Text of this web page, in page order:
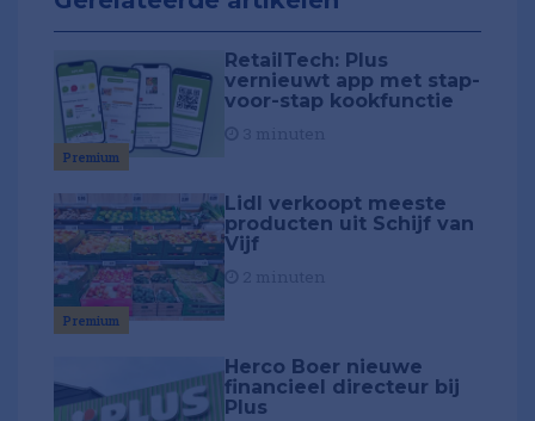
Premium
RetailTech: Plus
vernieuwt app met stap-
voor-stap kookfunctie
Premium
Lidl verkoopt meeste
producten uit Schijf van
Vijf
Herco Boer nieuwe
financieel directeur bij
Plus